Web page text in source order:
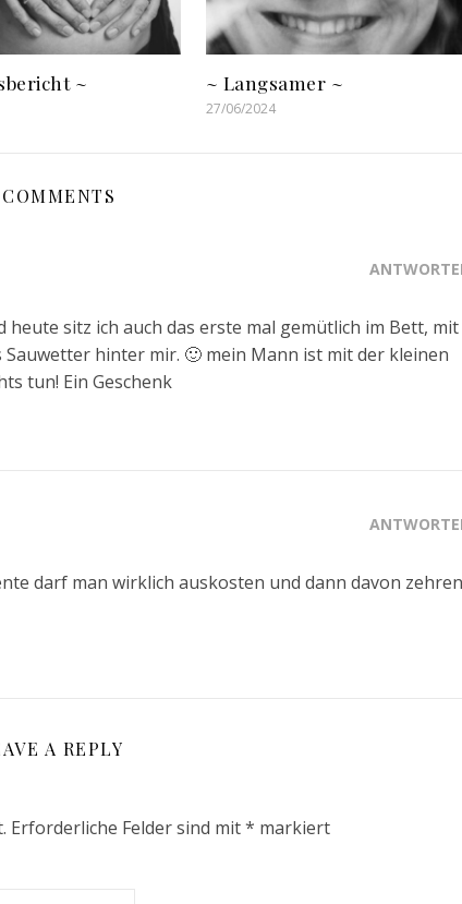
~ ~ Langsamer ~
27/06/2024
sitz ich auch das erste mal gemütlich im Bett, mit
Sauwetter hinter mir. 🙂 mein Mann ist mit der kleinen
tun! Ein Geschenk
darf man wirklich auskosten und dann davon zehren
A REPLY
Erforderliche Felder sind mit* markiert